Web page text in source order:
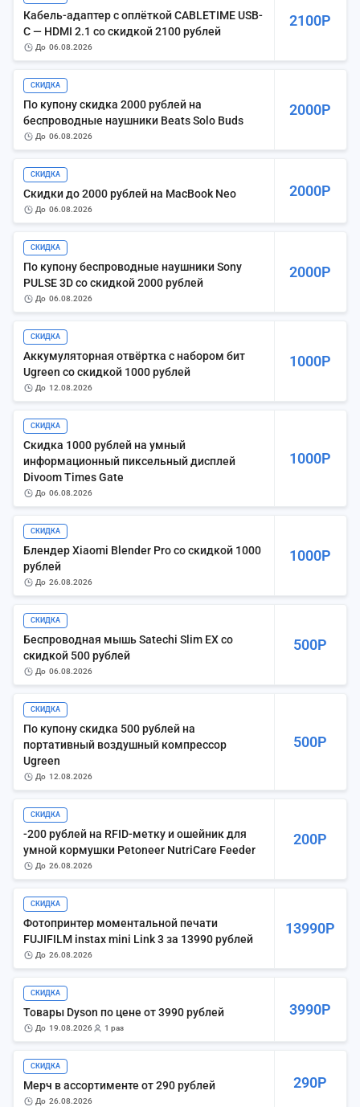
2100Р
Кабель-адаптер с оплёткой CABLETIME USB-
C — HDMI 2.1 со скидкой 2100 рублей
до 06.08.2026
2000Р
СКИДКА
По купону скидка 2000 рублей на
беспроводные наушники Beats Solo Buds
до 06.08.2026
2000Р
СКИДКА
Скидки до 2000 рублей на MacBook Neo
до 06.08.2026
2000Р
СКИДКА
По купону беспроводные наушники Sony
PULSE 3D со скидкой 2000 рублей
до 06.08.2026
1000Р
СКИДКА
Аккумуляторная отвёртка с набором бит
Ugreen со скидкой 1000 рублей
до 12.08.2026
1000Р
СКИДКА
Скидка 1000 рублей на умный
информационный пиксельный дисплей
Divoom Times Gate
до 06.08.2026
1000Р
СКИДКА
Блендер Xiaomi Blender Pro со скидкой 1000
рублей
до 26.08.2026
500Р
СКИДКА
Беспроводная мышь Satechi Slim EX со
скидкой 500 рублей
до 06.08.2026
500Р
СКИДКА
По купону скидка 500 рублей на
портативный воздушный компрессор
Ugreen
до 12.08.2026
200Р
СКИДКА
-200 рублей на RFID-метку и ошейник для
умной кормушки Petoneer NutriCare Feeder
до 26.08.2026
13990Р
СКИДКА
Фотопринтер моментальной печати
FUJIFILM instax mini Link 3 за 13990 рублей
до 26.08.2026
3990Р
СКИДКА
Товары Dyson по цене от 3990 рублей
до 19.08.2026 1 раз
290Р
СКИДКА
Мерч в ассортименте от 290 рублей
до 26.08.2026